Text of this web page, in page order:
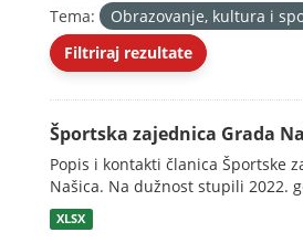
Tema:
Obrazovanje, kultura i
Filtriraj rezultate
Športska zajednica Grada
Popis i kontakti članica Športske
Našica. Na dužnost stupili 2022.
XLSX